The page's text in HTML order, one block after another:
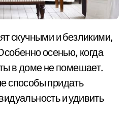
осенью, когда
в доме не помешает.
способы придать
и удивить